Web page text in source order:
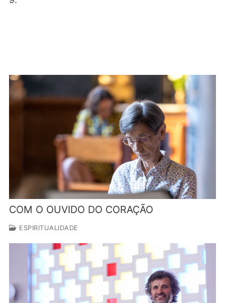
COM O OUVIDO DO CORAÇÃO
ESPIRITUALIDADE